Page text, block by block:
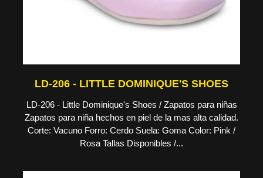
LD-206 - LITTLE DOMINIQUE'S SHOES
LD-206 - Little Dominique's Shoes / Zapatos para niñas
Zapatos para niña hechos en piel de la mas alta calidad.
Corte: Vacuno Forro: Cerdo Suela: Goma Color: Pink /
Rosa Tallas Disponibles /...